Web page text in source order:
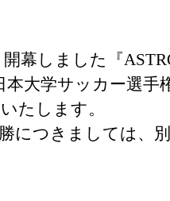
幕しました『
本大学サッカー選手
たします。
につきましては、